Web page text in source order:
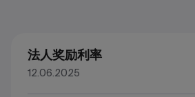
法人奖励利率
12.06.2025